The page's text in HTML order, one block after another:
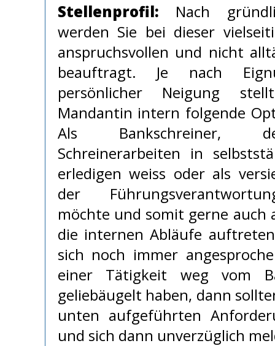
Stellenprofil: Nach
werden Sie bei dieser
anspruchsvollen und nicht
beauftragt. Je nach
persönlicher Neigung
Mandantin intern folgende
Als Bankschreiner,
Schreinerarbeiten in
erledigen weiss oder als
der
möchte und somit gerne auch
die internen Abläufe
sich noch immer
einer Tätigkeit weg vom
geliebäugelt haben, dann
unten aufgeführten
und sich dann unverzüglich